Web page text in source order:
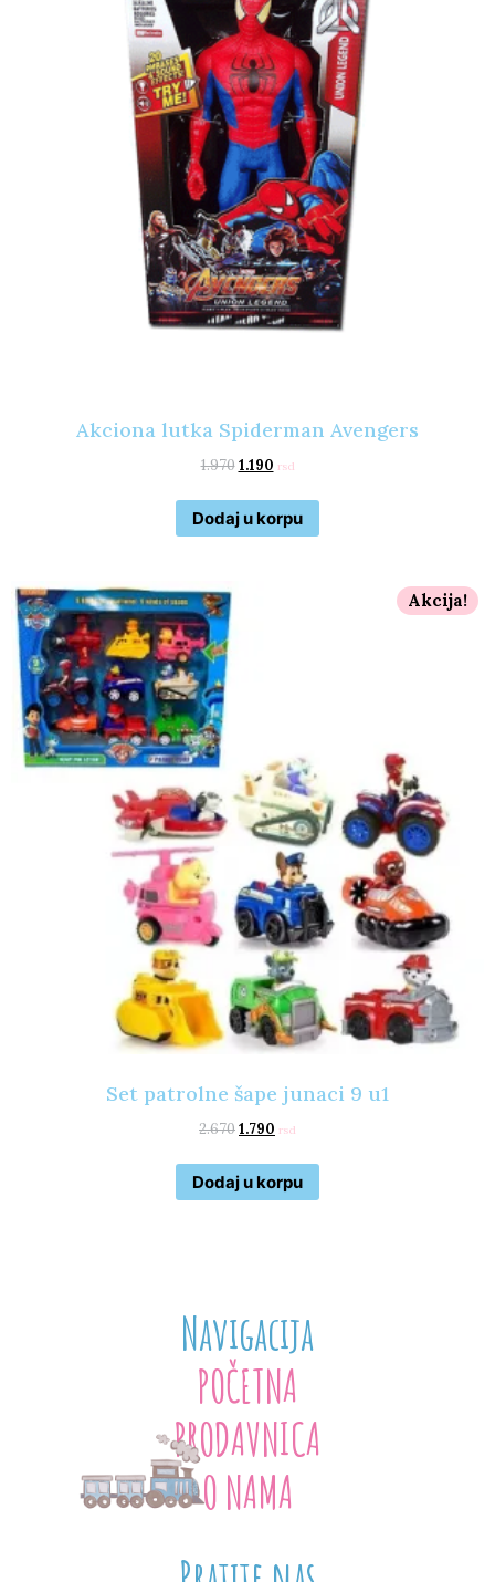
Akciona lutka Spiderman Avengers
1.970 1.190 rsd
Dodaj u korpu
Akcija!
Set patrolne šape junaci 9 u1
2.6701.790 rsd
Dodaj u korpu
Navigacija
POČETNA
PRODAVNICA
O NAMA